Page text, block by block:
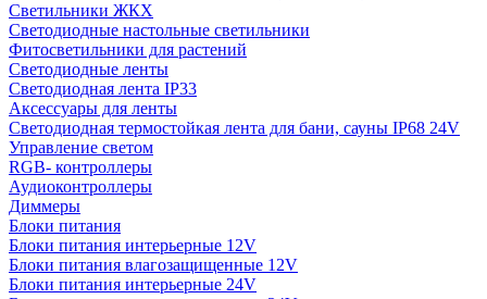
Светильники ЖКХ
Светодиодные настольные светильники
Фитосветильники для растений
Светодиодные ленты
Светодиодная лента IP33
Аксессуары для ленты
Светодиодная термостойкая лента для бани, сауны IP68 24V
Управление светом
RGB- контроллеры
Аудиоконтроллеры
Диммеры
Блоки питания
Блоки питания интерьерные 12V
Блоки питания влагозащищенные 12V
Блоки питания интерьерные 24V